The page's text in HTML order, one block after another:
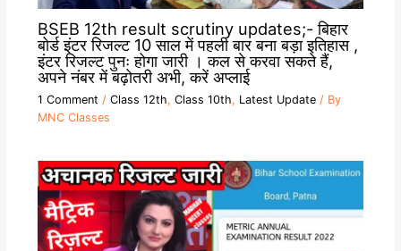
BSEB 12th result scrutiny updates;- बिहार
बोर्ड इंटर रिजल्ट 10 साल में पहली बार बना बड़ा इतिहास ,
इंटर रिजल्ट पुनः होगा जारी । कल से करवा सकते हैं,
अपने नंबर में बढ़ोतरी अभी, करें अप्लाई
1 Comment / Class 12th, Class 10th, Latest Update/ By
MNC Classes